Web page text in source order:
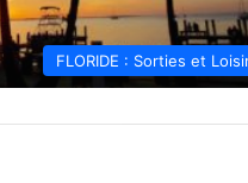
FLORIDE : Sorties et